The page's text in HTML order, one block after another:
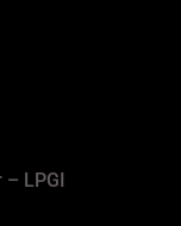
– LPGI